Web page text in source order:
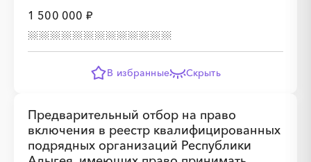
1 500 000 ₽
В избранные Скрыть
Предварительный отбор на право
включения в реестр квалифицированных
подрядных организаций Республики